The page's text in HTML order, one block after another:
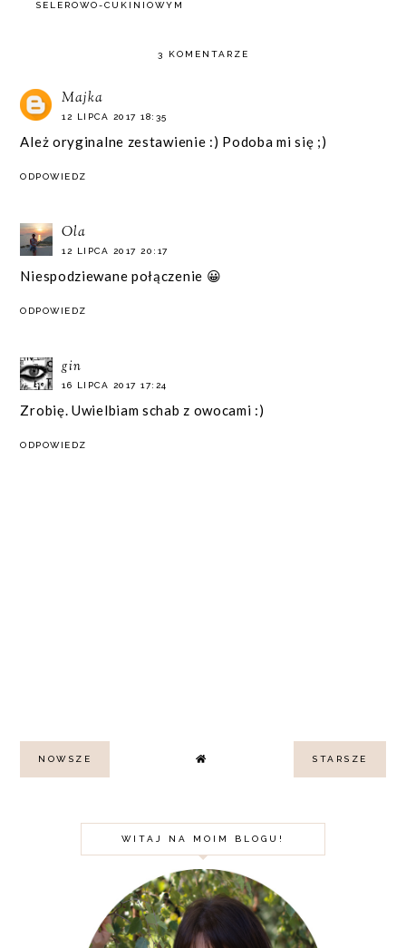
SELEROWO-CUKINIOWYM
3 KOMENTARZE
Majka
12 LIPCA 2017 18:35
Ależ oryginalne zestawienie :) Podoba mi się ;)
ODPOWIEDZ
Ola
12 LIPCA 2017 20:17
Niespodziewane połączenie 😀
ODPOWIEDZ
gin
16 LIPCA 2017 17:24
Zrobię. Uwielbiam schab z owocami :)
ODPOWIEDZ
NOWSZE STARSZE
WITAJ NA MOIM BLOGU!